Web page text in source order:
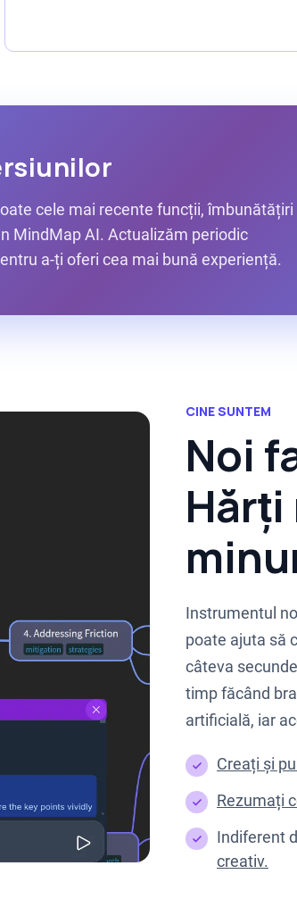
cele mai recente funcții, îmbunătățiri
MindMap AI. Actualizăm periodic
a-ți oferi cea mai bună experiență.
CINE SUNTEM
Noi
Instrumentul
poate ajuta să
câteva
timp făcând
artificială, iar
Creați și
Rezumați
Indiferent
creativ.